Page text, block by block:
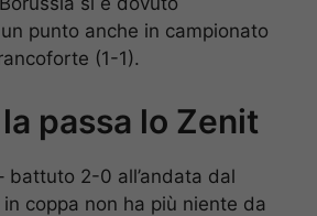
punto anche in campionato
(1-1).
passa lo Zenit
battuto 2-0 all’andata dal
coppa non ha più niente da